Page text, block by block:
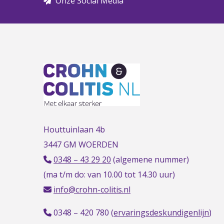
Houttuinlaan 4b
3447 GM WOERDEN
0348 – 43 29 20 (algemene nummer)
(ma t/m do: van 10.00 tot 14.30 uur)
info@crohn-colitis.nl
0348 – 420 780 (ervaringsdeskundigenlijn)